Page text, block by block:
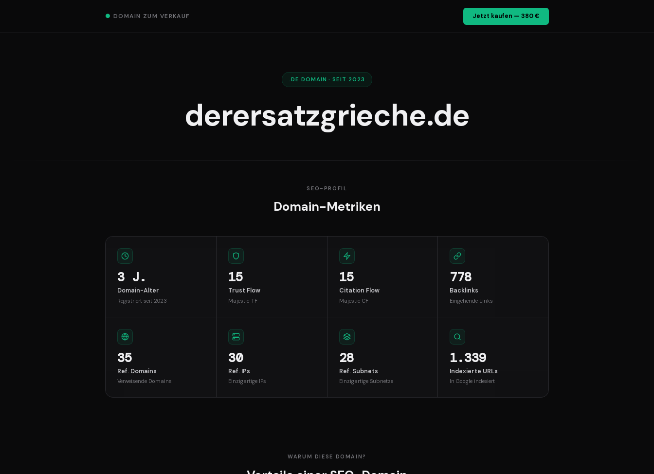
● DOMAIN ZUM VERKAUF Jetzt kaufen — 380 €
.DE DOMAIN · SEIT 2023
derersatzgrieche.de
SEO-PROFIL
Domain-Metriken
3 J.
Domain-Alter
Registriert seit 2023
15
Trust Flow
Majestic TF
15
Citation Flow
Majestic CF
778
Backlinks
Eingehende Links
35
Ref. Domains
Verweisende Domains
30
Ref. IPs
Einzigartige IPs
28
Ref. Subnets
Einzigartige Subnetze
1.339
Indexierte URLs
In Google indexiert
WARUM DIESE DOMAIN?